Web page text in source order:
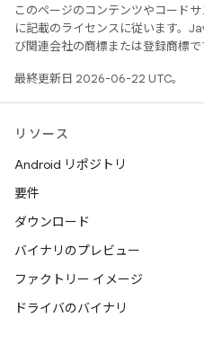
このページのコンテンツやコードサ
に記載のライセンスに従います。
び関連会社の商標または登録商標で
最終更新日 2026-06-22 UTC。
リソース
Android リポジトリ
要件
ダウンロード
バイナリのプレビュー
ファクトリー イメージ
ドライバのバイナリ